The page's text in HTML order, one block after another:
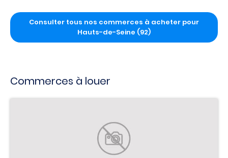
Consulter tous nos commerces à acheter pour
Hauts-de-Seine (92)
Commerces à louer